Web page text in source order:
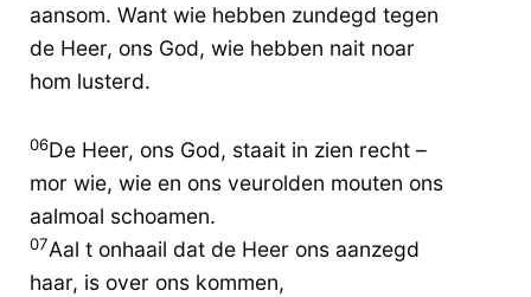
aansom. Want wie hebben zundegd tegen
de Heer, ons God, wie hebben nait noar
hom lusterd.
06De Heer, ons God, staait in zien recht –
mor wie, wie en ons veurolden mouten ons
aalmoal schoamen.
07Aal t onhaail dat de Heer ons aanzegd
haar, is over ons kommen,